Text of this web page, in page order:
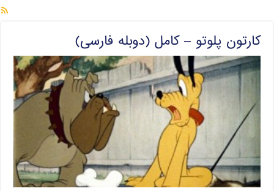
کارتون پلوتو – کامل (دوبله فارسی)